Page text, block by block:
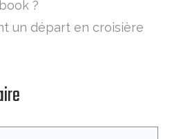
?
un départ en croisière